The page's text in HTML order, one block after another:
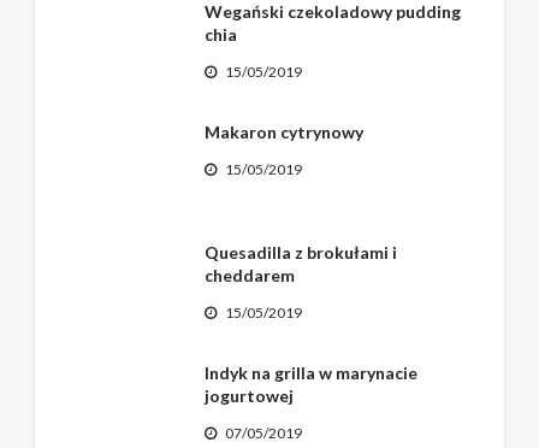
Wegański czekoladowy pudding
chia
15/05/2019
Makaron cytrynowy
15/05/2019
Quesadilla z brokułami i
cheddarem
15/05/2019
Indyk na grilla w marynacie
jogurtowej
07/05/2019